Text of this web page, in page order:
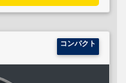
コンパクト